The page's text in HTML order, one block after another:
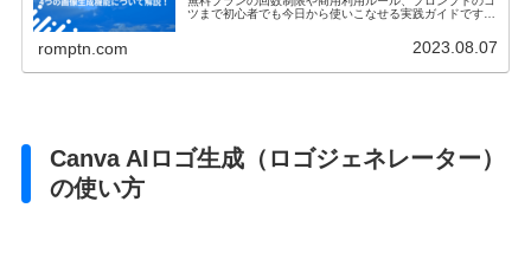
ツまで初心者でも今日から使いこなせる実践ガイドです。
romptn.com 2023.08.07
Canva AIロゴ生成（ロゴジェネレーター）
の使い方